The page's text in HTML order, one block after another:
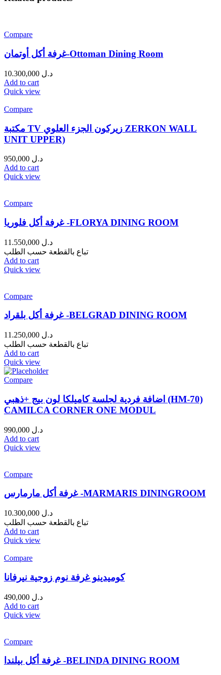
Compare
غرفة أكل أوتمان-Ottoman Dining Room
د.ل
Add to cart
Quick view
Compare
مكتبة TV زيركون الجزء العلوي ZERKON WALL
UNIT UPPER)
د.ل
Add to cart
Quick view
Compare
غرفة أكل فلوريا -FLORYA DINING ROOM
د.ل
تباع بالقطعة حسب الطلب
Add to cart
Quick view
Compare
غرفة أكل بلقراد -BELGRAD DINING ROOM
د.ل
تباع بالقطعة حسب الطلب
Add to cart
Quick view
Compare
اضافة فردية لجلسة كاميلكا لون بيج +ذهبي (HM-70)
CAMILCA CORNER ONE MODUL
د.ل
Add to cart
Quick view
Compare
غرفة أكل مارمارس -MARMARIS DININGROOM
د.ل
تباع بالقطعة حسب الطلب
Add to cart
Quick view
Compare
كوميدينو غرفة نوم زوجية نيرفانا
د.ل
Add to cart
Quick view
Compare
غرفة أكل بيلندا -BELINDA DINING ROOM